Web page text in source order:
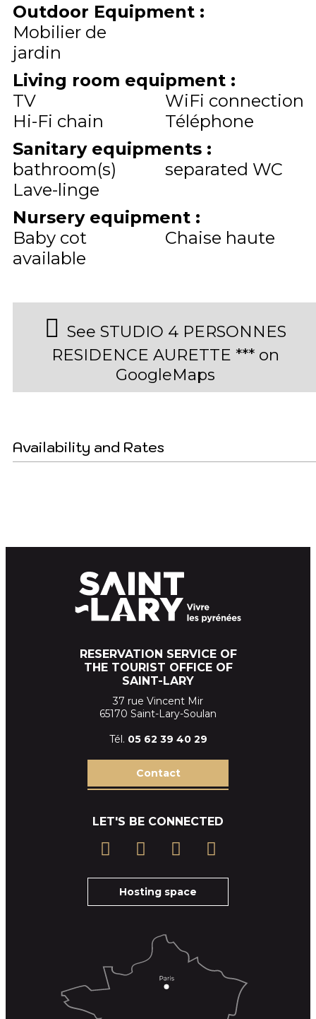
Outdoor Equipment :
Mobilier de
jardin
Living room equipment :
TV
WiFi connection
Hi-Fi chain
Téléphone
Sanitary equipments :
bathroom(s)
separated WC
Lave-linge
Nursery equipment :
Baby cot
available
Chaise haute
See STUDIO 4 PERSONNES
RESIDENCE AURETTE *** on
GoogleMaps
Availability and Rates
RESERVATION SERVICE OF
THE TOURIST OFFICE OF
SAINT-LARY
37 rue Vincent Mir
65170 Saint-Lary-Soulan
Tél. 05 62 39 40 29
Contact
LET'S BE CONNECTED
Hosting space